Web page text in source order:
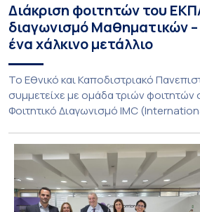
Διάκριση φοιτητών του
διαγωνισμό Μαθηματικών
ένα χάλκινο μετάλλιο
To Εθνικό και Καποδιστριακό
συμμετείχε με ομάδα τριών
Φοιτητικό Διαγωνισμό IMC
Ιουλίου στο Blagoevgrad της
συμμετείχαν 447 φοιτητές
πανεπιστήμια από 46 χώρες. Από την
επίσης το Εθνικό Μετσόβιο
Πανεπιστήμιο […]